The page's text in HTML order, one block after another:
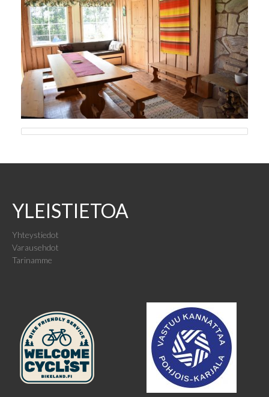
YLEISTIETOA
Yhteystiedot
Varausehdot
Tarinamme